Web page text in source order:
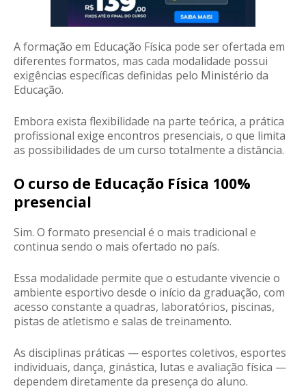
A formação em Educação Física pode ser ofertada em
diferentes formatos, mas cada modalidade possui
exigências específicas definidas pelo Ministério da
Educação.
Embora exista flexibilidade na parte teórica, a prática
profissional exige encontros presenciais, o que limita
as possibilidades de um curso totalmente a distância.
O curso de Educação Física 100%
presencial
Sim. O formato presencial é o mais tradicional e
continua sendo o mais ofertado no país.
Essa modalidade permite que o estudante vivencie o
ambiente esportivo desde o início da graduação, com
acesso constante a quadras, laboratórios, piscinas,
pistas de atletismo e salas de treinamento.
As disciplinas práticas — esportes coletivos, esportes
individuais, dança, ginástica, lutas e avaliação física —
dependem diretamente da presença do aluno.